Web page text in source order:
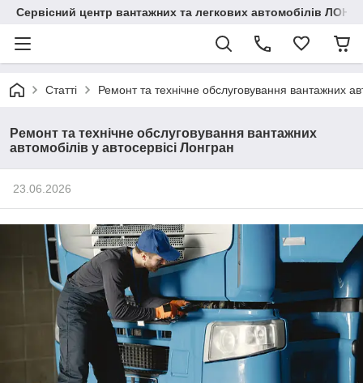
Сервісний центр вантажних та легкових автомобілів
Статті Ремонт та технічне обслуговування вантажних
Ремонт та технічне обслуговування вантажних
автомобілів у автосервісі Лонгран
23.06.2026